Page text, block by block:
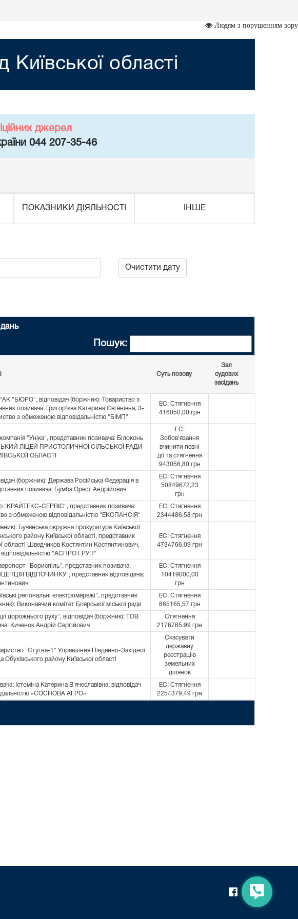
Людям з порушенням зору
області
джерел
044 207-35-46
ПОКАЗНИКИ ДІЯЛЬНОСТІ ІНШЕ
Очистити дату
Пошук:
Суть позову
Зал
судових
засідань
"АК "БЮРО", відповідач (боржник): Товариство з
позивача: Григор'єва Катерина Євгенівна, 3-
з обмеженою відповідальністю "БІМП"
ЕС: Стягнення
416050,00 грн
"Уніка", представник позивача: Білоконь
ЛІЦЕЙ ПРИСТОЛИЧНОЇ СІЛЬСЬКОЇ РАДИ
ОБЛАСТІ
ЕС:
Зобов'язання
вчинити певні
дії та стягнення
943056,80 грн
(боржник): Держава Російська Федерація в
позивача: Бумба Орест Андрійович
ЕС: Стягнення
50849672,23
грн
"КРАЙТЕКС-СЕРВІС", представник позивача:
з обмеженою відповідальністю "ЕКСПАНСІЯ"
ЕС: Стягнення
2344486,58 грн
Бучанська окружна прокуратура Київської
району Київської області, представник
області Шведчиков Костянтин Костянтинович,
відповідальністю "АСПРО ГРУП"
ЕС: Стягнення
4734766,09 грн
"Бориспіль", представник позивача:
ВІДПОЧИНКУ", представник відповідача:
ЕС: Стягнення
10419000,00
грн
регіональні електромережі", представник
Виконавчий комітет Боярської міської ради
ЕС: Стягнення
865165,57 грн
дорожнього руху", відповідач (боржник): ТОВ
Киченок Андрій Сергійович
Стягнення
2176765,99 грн
"Стугна-1" Управління Південно-Західної
Обухівського району Київської області
Скасувати
державну
реєстрацію
земельних
ділянок
Істоміна Катерина В'ячеславівна, відповідач
«СОСНОВА АГРО»
ЕС: Стягнення
2254379,49 грн